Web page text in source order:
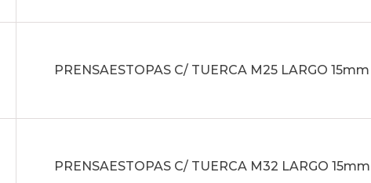
PRENSAESTOPAS C/ TUERCA M25 LARGO 15mm
PRENSAESTOPAS C/ TUERCA M32 LARGO 15mm